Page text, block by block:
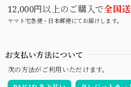
12,000円以上のご購入で全国
ヤマト宅急便・日本郵便にてお届けします。
お支払い方法について
次の方法がご利用いただけます。